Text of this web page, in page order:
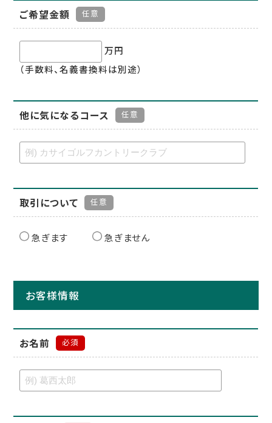
ご希望金額 任意
万円
（手数料、名義書換料は別途）
他に気になるコース 任意
取引について 任意
急ぎます 急ぎません
お客様情報
お名前 必須